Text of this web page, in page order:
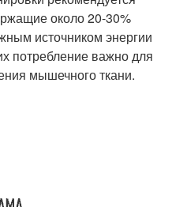
около 20-30%
источником энергии
потребление важно для
мышечного ткани.